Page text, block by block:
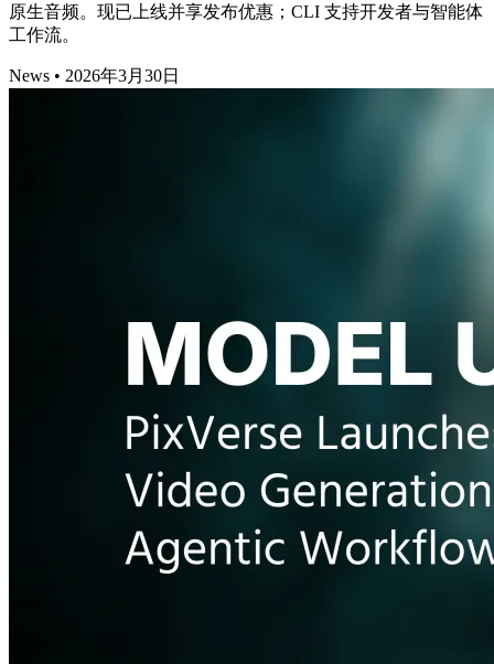
原生音频。现已上线并享发布优惠；CLI 支持开发者与智能体
工作流。
News • 2026年3月30日